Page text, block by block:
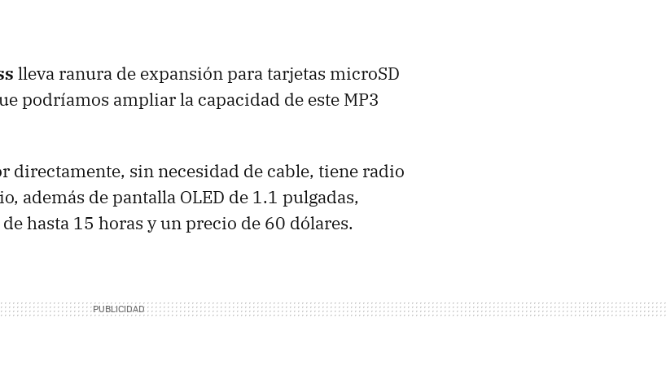
lleva ranura de expansión para tarjetas microSD
podríamos ampliar la capacidad de este MP3
directamente, sin necesidad de cable, tiene radio
además de pantalla OLED de 1.1 pulgadas,
hasta 15 horas y un precio de 60 dólares.